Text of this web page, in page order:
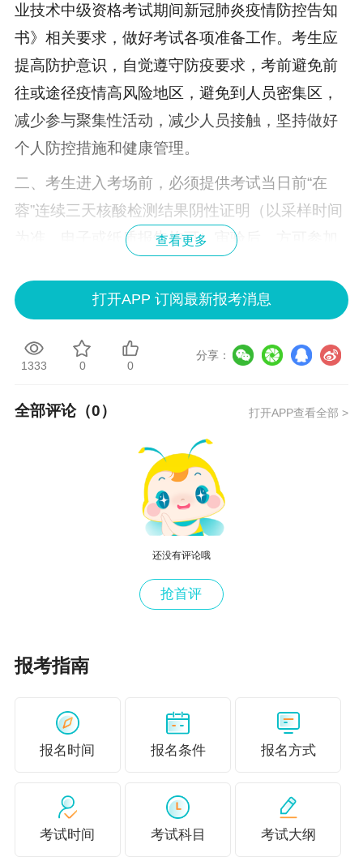
业技术中级资格考试期间新冠肺炎疫情防控告知
书》相关要求，做好考试各项准备工作。考生应
提高防护意识，自觉遵守防疫要求，考前避免前
往或途径疫情高风险地区，避免到人员密集区，
减少参与聚集性活动，减少人员接触，坚持做好
个人防控措施和健康管理。
二、考生进入考场前，必须提供考试当日前“在
蓉”连续三天核酸检测结果阴性证明（以采样时间
为准，电子或纸质报告均可）审验后，方可参加
考试时间
提供的核酸检测阴性证明时间
2022年12月
12月1日、12月2日、12月3日
三、建议广大考生在考试前3天尽早进行核酸检
测，可采取到核酸采样机构以单检的方式进行，
通，再次核查是否存在预留手机号码有误或设置
有，请及时调整设置，以便及时接收重要信息提
示。
考试安排可能进行相应调整。如因疫情影响导致
部分考点取消考试，请考生谅解。相关动态信
查看更多
打开APP 订阅最新报考消息
1333 0 0
分享：
全部评论（0） 打开APP查看全部 >
还没有评论哦
抢首评
报考指南
报名时间 报名条件 报名方式
考试时间 考试科目 考试大纲